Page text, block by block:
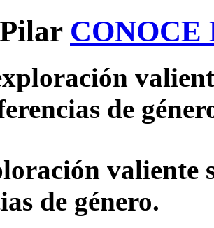
CONOCE
de
valiente
de género.